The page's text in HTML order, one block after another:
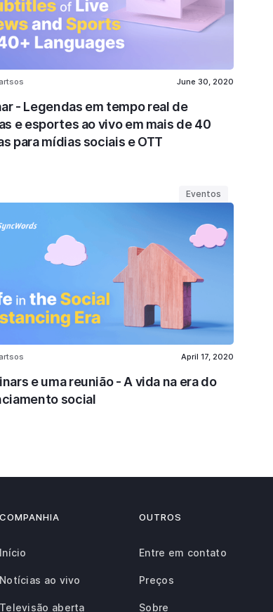
June 30, 2020
- Legendas em tempo real de
e esportes ao vivo em mais de 40
para mídias sociais e OTT
Eventos
April 17, 2020
e uma reunião - A vida na era do
social
COMPANHIA
Início
Notícias ao vivo
Televisão aberta
OUTROS
Entre em contato
Preços
Sobre